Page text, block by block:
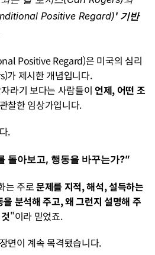
Positive Regard)' 기반
Positive Regard)은 미국의 심리
가 제시한 개념입니다.
라기 보다는 사람들이 언제, 어떤 조
찰한 임상가입니다.
.
돌아보고, 행동을 바꾸는가?”
는 주로 문제를 지적, 해석, 설득하는
을 분석해 주고, 왜 그런지 설명해 주
"이라 믿었죠.
면이 계속 목격됐습니다.